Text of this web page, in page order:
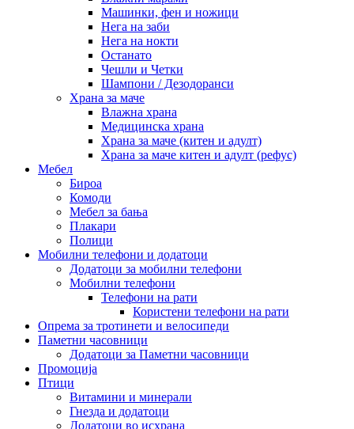
Машинки, фен и ножици
Нега на заби
Нега на нокти
Останато
Чешли и Четки
Шампони / Дезодоранси
Храна за маче
Влажна храна
Медицинска храна
Храна за маче (китен и адулт)
Храна за маче китен и адулт (рефус)
Мебел
Бироа
Комоди
Мебел за бања
Плакари
Полици
Мобилни телефони и додатоци
Додатоци за мобилни телефони
Мобилни телефони
Телефони на рати
Користени телефони на рати
Опрема за тротинети и велосипеди
Паметни часовници
Додатоци за Паметни часовници
Промоција
Птици
Витамини и минерали
Гнезда и додатоци
Додатоци во исхрана